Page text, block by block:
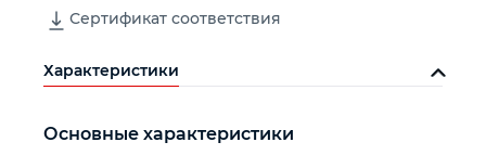
Сертификат соответствия
Характеристики
Основные характеристики